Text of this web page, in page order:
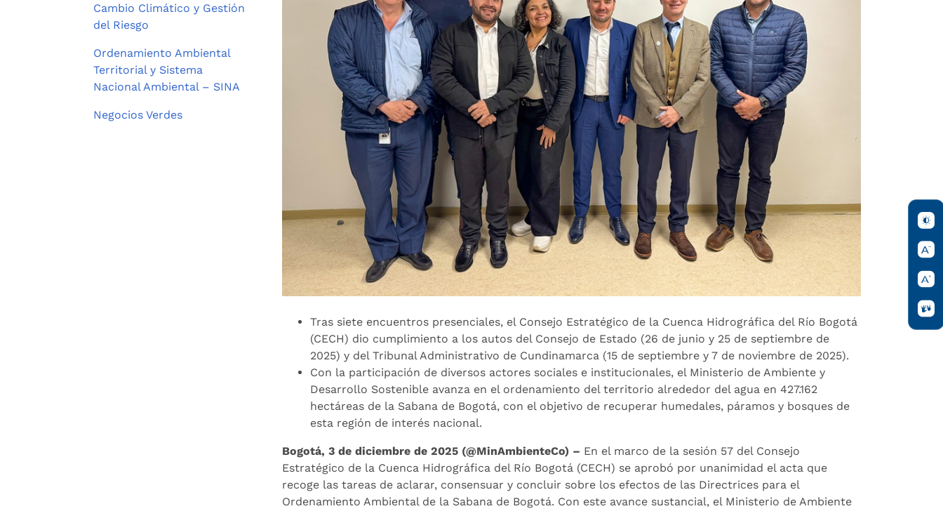
Cambio Climático y Gestión
del Riesgo
Ordenamiento Ambiental
Territorial y Sistema
Nacional Ambiental – SINA
Negocios Verdes
Tras siete encuentros presenciales, el Consejo Estratégico de la Cuenca Hidrográfica del Río Bogotá
(CECH) dio cumplimiento a los autos del Consejo de Estado (26 de junio y 25 de septiembre de
2025) y del Tribunal Administrativo de Cundinamarca (15 de septiembre y 7 de noviembre de 2025).
Con la participación de diversos actores sociales e institucionales, el Ministerio de Ambiente y
Desarrollo Sostenible avanza en el ordenamiento del territorio alrededor del agua en 427.162
hectáreas de la Sabana de Bogotá, con el objetivo de recuperar humedales, páramos y bosques de
esta región de interés nacional.
Bogotá, 3 de diciembre de 2025 (@MinAmbienteCo) – En el marco de la sesión 57 del Consejo
Estratégico de la Cuenca Hidrográfica del Río Bogotá (CECH) se aprobó por unanimidad el acta que
recoge las tareas de aclarar, consensuar y concluir sobre los efectos de las Directrices para el
Ordenamiento Ambiental de la Sabana de Bogotá. Con este avance sustancial, el Ministerio de Ambiente